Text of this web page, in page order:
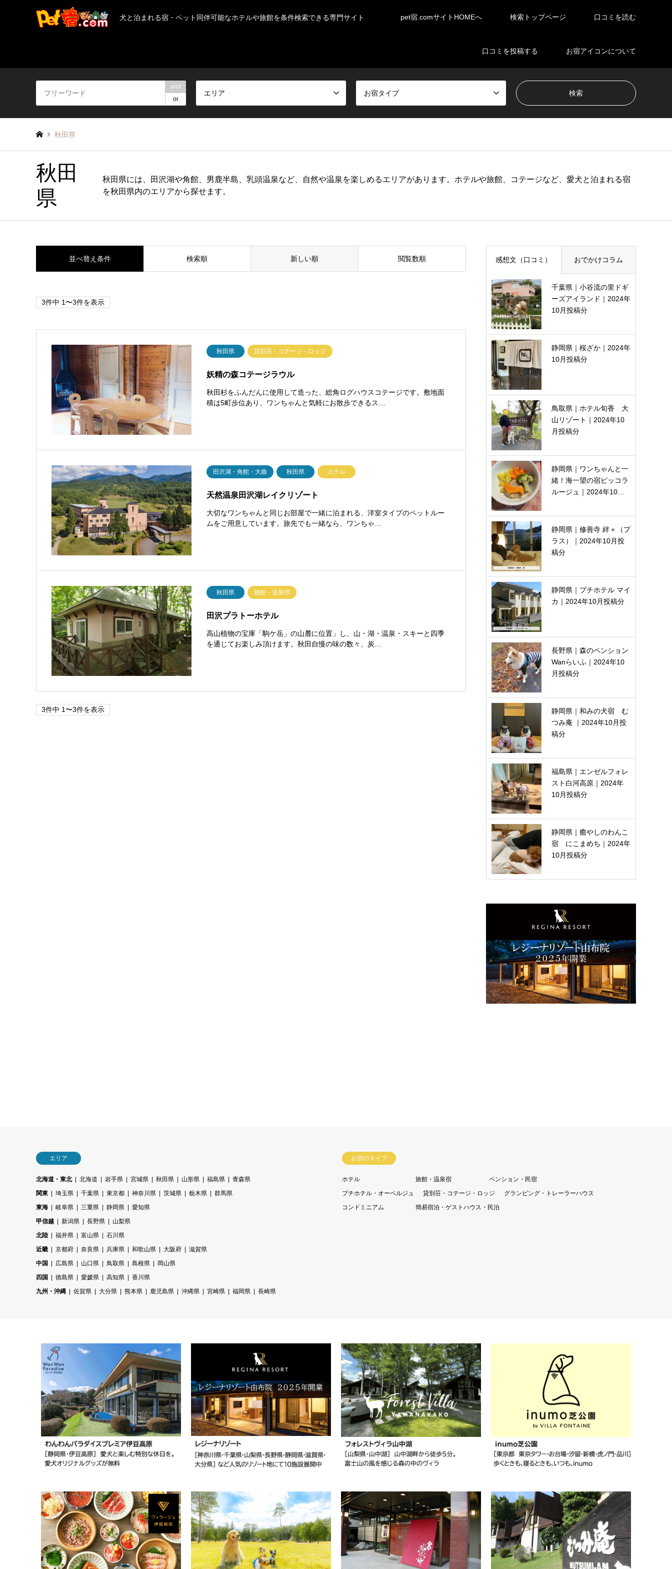
犬と泊まれる宿・ペット同伴可能なホテルや旅館を条件検索できる専門サイト pet宿.comサイトHOMEへ 検索トップページ 口コミを読む
口コミを投稿する お宿アイコンについて
and
or
エリア お宿タイプ
秋田県
秋田
県
秋田県には、田沢湖や角館、男鹿半島、乳頭温泉など、自然や温泉を楽しめるエリアがあります。ホテルや旅館、コテージなど、愛犬と泊まれる宿
を秋田県内のエリアから探せます。
並べ替え条件 検索順 新しい順 閲覧数順
3件中 1〜3件を表示
秋田県 貸別荘・コテージ・ロッジ
妖精の森コテージラウル
秋田杉をふんだんに使用して造った、総角ログハウスコテージです。敷地面
積は5町歩位あり、ワンちゃんと気軽にお散歩できるス…
田沢湖・角館・大曲 秋田県 ホテル
天然温泉田沢湖レイクリゾート
大切なワンちゃんと同じお部屋で一緒に泊まれる、洋室タイプのペットルー
ムをご用意しています。旅先でも一緒なら、ワンちゃ…
秋田県 旅館・温泉宿
田沢プラトーホテル
高山植物の宝庫「駒ケ岳」の山麓に位置」し、山・湖・温泉・スキーと四季
を通じてお楽しみ頂けます。秋田自慢の味の数々、炭…
3件中 1〜3件を表示
感想文（口コミ） おでかけコラム
千葉県｜小谷流の里ドギ
ーズアイランド｜2024年
10月投稿分
静岡県｜桜ざか｜2024年
10月投稿分
鳥取県｜ホテル旬香 大
山リゾート｜2024年10
月投稿分
静岡県｜ワンちゃんと一
緒！海一望の宿ピッコラ
ルージュ｜2024年10…
静岡県｜修善寺 絆＋（プ
ラス）｜2024年10月投
稿分
静岡県｜プチホテル マイ
カ｜2024年10月投稿分
長野県｜森のペンション
Wanらいふ｜2024年10
月投稿分
静岡県｜和みの犬宿 む
つみ庵 ｜2024年10月投
稿分
福島県｜エンゼルフォレ
スト白河高原｜2024年
10月投稿分
静岡県｜癒やしのわんこ
宿 にこまめち｜2024年
10月投稿分
エリア
北海道・東北 北海道 岩手県 宮城県 秋田県 山形県 福島県
青森県
関東
埼玉県 千葉県 東京都 神奈川県 茨城県 栃木県
群馬県
東海
岐阜県 三重県 静岡県
愛知県
甲信越
新潟県 長野県
山梨県
北陸
福井県 富山県
石川県
近畿
京都府 奈良県 兵庫県 和歌山県 大阪府
滋賀県
中国
広島県 山口県 鳥取県 島根県
岡山県
四国
徳島県 愛媛県 高知県
香川県
九州・沖縄
佐賀県 大分県 熊本県 鹿児島県 沖縄県 宮崎県 福岡県 長崎県
お宿のタイプ
ホテル 旅館・温泉宿
ペンション・民宿
プチホテル・オーベルジュ
貸別荘・コテージ・ロッジ
グランピング・トレーラーハウス
コンドミニアム
簡易宿泊・ゲストハウス・民泊